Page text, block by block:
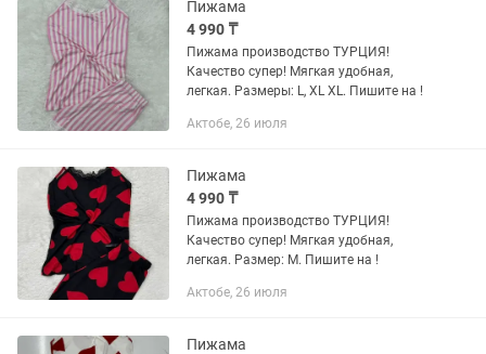
Пижама
4 990 ₸
Пижама производство ТУРЦИЯ!
Качество супер! Мягкая удобная,
легкая. Размеры: L, XL XL. Пишите на !
Актобе, 26 июля
Пижама
4 990 ₸
Пижама производство ТУРЦИЯ!
Качество супер! Мягкая удобная,
легкая. Размер: M. Пишите на !
Актобе, 26 июля
Пижама